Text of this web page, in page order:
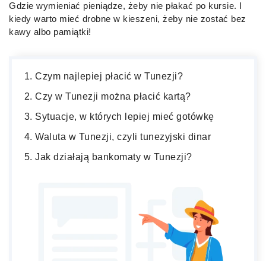
Gdzie wymieniać pieniądze, żeby nie płakać po kursie. I
kiedy warto mieć drobne w kieszeni, żeby nie zostać bez
kawy albo pamiątki!
Czym najlepiej płacić w Tunezji?
Czy w Tunezji można płacić kartą?
Sytuacje, w których lepiej mieć gotówkę
Waluta w Tunezji, czyli tunezyjski dinar
Jak działają bankomaty w Tunezji?